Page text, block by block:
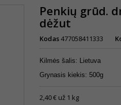
Penkių grūd.
dėžut
Kodas477058411333
Kilmės šalis: Lietuva
Grynasis kiekis: 500g
2,40 € už 1 kg